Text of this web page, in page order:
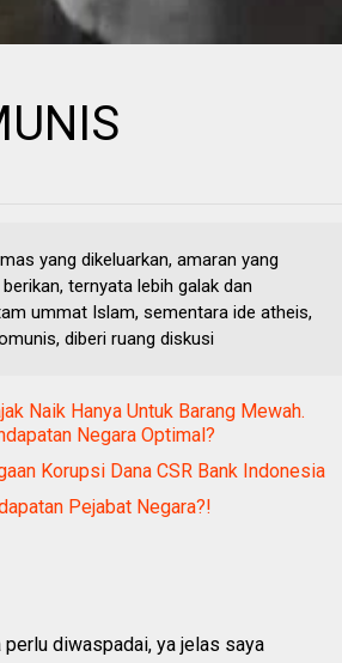
yang dikeluarkan, amaran yang
ternyata lebih galak dan
ummat Islam, sementara ide atheis,
diberi ruang diskusi
Naik Hanya Untuk Barang Mewah.
Negara Optimal?
Korupsi Dana CSR Bank Indonesia
Pejabat Negara?!
perlu diwaspadai, ya jelas saya